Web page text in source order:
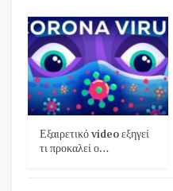
Εξαιρετικό video εξηγεί
τι προκαλεί ο…